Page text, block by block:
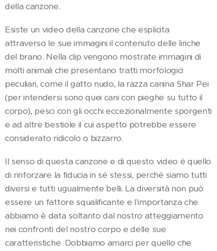
della canzone.
Esiste un video della canzone che esplicita
attraverso le sue immagini il contenuto delle liriche
del brano. Nella clip vengono mostrate immagini di
molti animali che presentano tratti morfologici
peculiari, come il gatto nudo, la razza canina Shar Pei
(per intendersi sono quei cani con pieghe su tutto il
corpo), pesci con gli occhi eccezionalmente sporgenti
e ad altre bestiole il cui aspetto potrebbe essere
considerato ridicolo o bizzarro.
Il senso di questa canzone e di questo video è quello
di rinforzare la fiducia in sé stessi, perché siamo tutti
diversi e tutti ugualmente belli. La diversità non può
essere un fattore squalificante e l'importanza che
abbiamo è data soltanto dal nostro atteggiamento
nei confronti del nostro corpo e delle sue
caratteristiche. Dobbiamo amarci per quello che